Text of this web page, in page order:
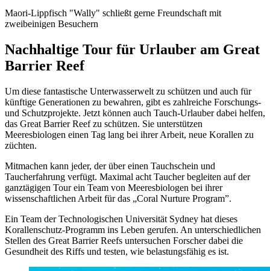
Maori-Lippfisch "Wally" schließt gerne Freundschaft mit
zweibeinigen Besuchern
Nachhaltige Tour für Urlauber am Great
Barrier Reef
Um diese fantastische Unterwasserwelt zu schützen und auch für
künftige Generationen zu bewahren, gibt es zahlreiche Forschungs-
und Schutzprojekte. Jetzt können auch Tauch-Urlauber dabei helfen,
das Great Barrier Reef zu schützen. Sie unterstützen
Meeresbiologen einen Tag lang bei ihrer Arbeit, neue Korallen zu
züchten.
Mitmachen kann jeder, der über einen Tauchschein und
Taucherfahrung verfügt. Maximal acht Taucher begleiten auf der
ganztägigen Tour ein Team von Meeresbiologen bei ihrer
wissenschaftlichen Arbeit für das „Coral Nurture Program”.
Ein Team der Technologischen Universität Sydney hat dieses
Korallenschutz-Programm ins Leben gerufen. An unterschiedlichen
Stellen des Great Barrier Reefs untersuchen Forscher dabei die
Gesundheit des Riffs und testen, wie belastungsfähig es ist.